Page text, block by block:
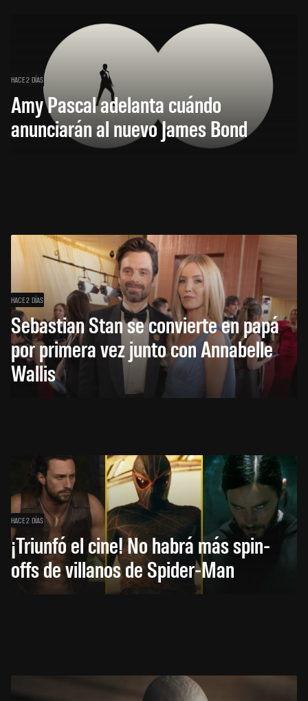
HACE 2 DÍAS
Amy Pascal adelanta cuándo
anunciarán al nuevo James Bond
HACE 2 DÍAS
Sebastian Stan se convierte en papá
por primera vez junto con Annabelle
Wallis
HACE 2 DÍAS
¡Triunfó el cine! No habrá más spin-
offs de villanos de Spider-Man